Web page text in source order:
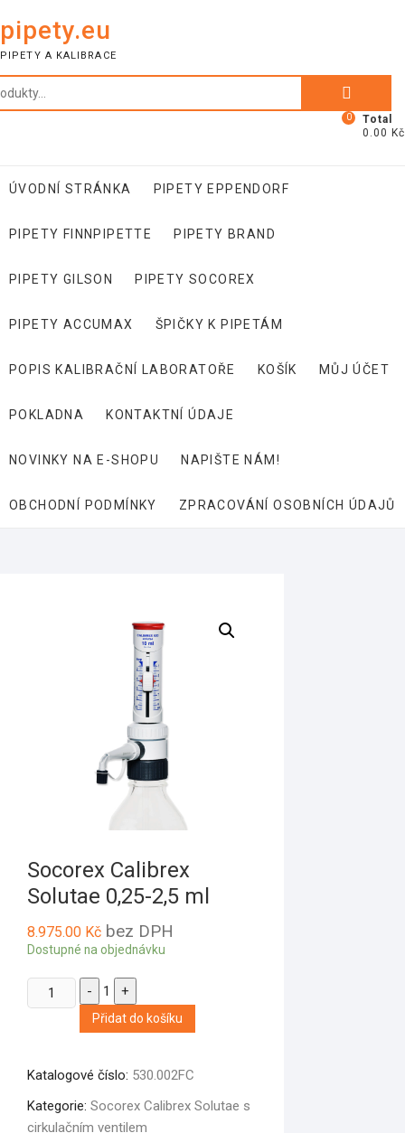
to
content
pipety.eu
PIPETY A KALIBRACE
0
Total
0.00 Kč
ÚVODNÍ STRÁNKA PIPETY EPPENDORF
PIPETY FINNPIPETTE PIPETY BRAND
PIPETY GILSON PIPETY SOCOREX
PIPETY ACCUMAX ŠPIČKY K PIPETÁM
POPIS KALIBRAČNÍ LABORATOŘE KOŠÍK MŮJ ÚČET
POKLADNA KONTAKTNÍ ÚDAJE
NOVINKY NA E-SHOPU NAPIŠTE NÁM!
OBCHODNÍ PODMÍNKY ZPRACOVÁNÍ OSOBNÍCH ÚDAJŮ
Socorex Calibrex
Solutae 0,25-2,5 ml
8.975.00 Kč bez DPH
Dostupné na objednávku
Quantity
- 1 +
Přidat do košíku
Katalogové číslo: 530.002FC
Kategorie: Socorex Calibrex Solutae s
cirkulačním ventilem